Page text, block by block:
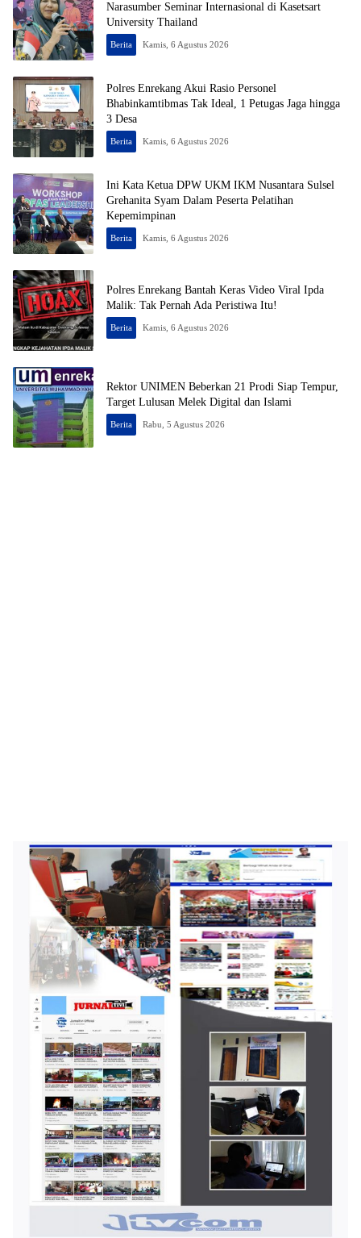
Narasumber Seminar Internasional di Kasetsart
University Thailand
Berita Kamis, 6 Agustus 2026
Polres Enrekang Akui Rasio Personel
Bhabinkamtibmas Tak Ideal, 1 Petugas Jaga hingga
3 Desa
Berita Kamis, 6 Agustus 2026
Ini Kata Ketua DPW UKM IKM Nusantara Sulsel
Grehanita Syam Dalam Peserta Pelatihan
Kepemimpinan
Berita Kamis, 6 Agustus 2026
Polres Enrekang Bantah Keras Video Viral Ipda
Malik: Tak Pernah Ada Peristiwa Itu!
Berita Kamis, 6 Agustus 2026
Rektor UNIMEN Beberkan 21 Prodi Siap Tempur,
Target Lulusan Melek Digital dan Islami
Berita Rabu, 5 Agustus 2026